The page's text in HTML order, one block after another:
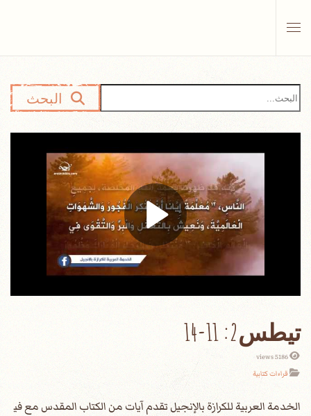
البحث
تيطس2: 11-14
5186 views
قراءات كتابية
الخدمة العربية للكرازة بالإنجيل تقدم آيات من الكتاب المقدس مع في